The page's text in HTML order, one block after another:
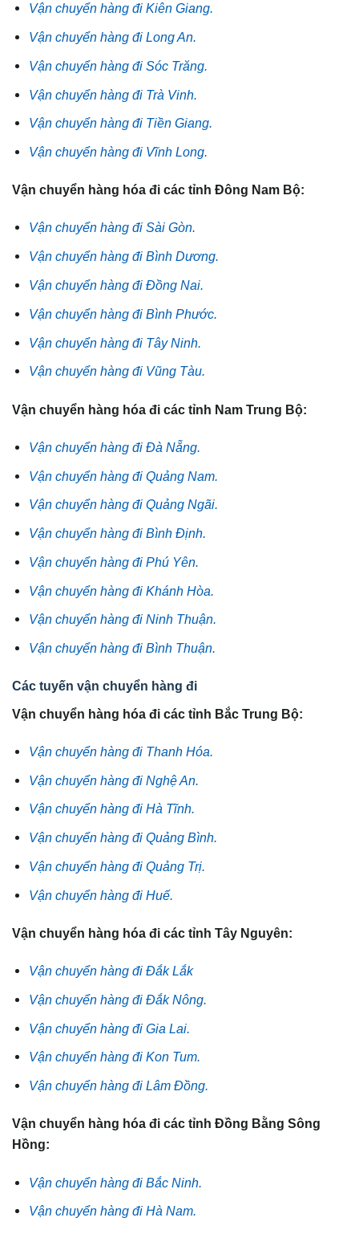
Vận chuyển hàng đi Kiên Giang.
Vận chuyển hàng đi Long An.
Vận chuyển hàng đi Sóc Trăng.
Vận chuyển hàng đi Trà Vinh.
Vận chuyển hàng đi Tiền Giang.
Vận chuyển hàng đi Vĩnh Long.
Vận chuyển hàng hóa đi các tỉnh Đông Nam Bộ:
Vận chuyển hàng đi Sài Gòn.
Vận chuyển hàng đi Bình Dương.
Vận chuyển hàng đi Đồng Nai.
Vận chuyển hàng đi Bình Phước.
Vận chuyển hàng đi Tây Ninh.
Vận chuyển hàng đi Vũng Tàu.
Vận chuyển hàng hóa đi các tỉnh Nam Trung Bộ:
Vận chuyển hàng đi Đà Nẵng.
Vận chuyển hàng đi Quảng Nam.
Vận chuyển hàng đi Quảng Ngãi.
Vận chuyển hàng đi Bình Định.
Vận chuyển hàng đi Phú Yên.
Vận chuyển hàng đi Khánh Hòa.
Vận chuyển hàng đi Ninh Thuận.
Vận chuyển hàng đi Bình Thuận.
Các tuyến vận chuyển hàng đi
Vận chuyển hàng hóa đi các tỉnh Bắc Trung Bộ:
Vận chuyển hàng đi Thanh Hóa.
Vận chuyển hàng đi Nghệ An.
Vận chuyển hàng đi Hà Tĩnh.
Vận chuyển hàng đi Quảng Bình.
Vận chuyển hàng đi Quảng Trị.
Vận chuyển hàng đi Huế.
Vận chuyển hàng hóa đi các tỉnh Tây Nguyên:
Vận chuyển hàng đi Đắk Lắk
Vận chuyển hàng đi Đắk Nông.
Vận chuyển hàng đi Gia Lai.
Vận chuyển hàng đi Kon Tum.
Vận chuyển hàng đi Lâm Đồng.
Vận chuyển hàng hóa đi các tỉnh Đồng Bằng Sông
Hồng:
Vận chuyển hàng đi Bắc Ninh.
Vận chuyển hàng đi Hà Nam.